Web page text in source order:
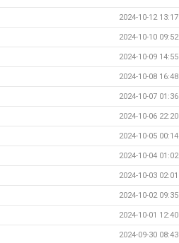
2024-10-12 13:17
2024-10-10 09:52
2024-10-09 14:55
2024-10-08 16:48
2024-10-07 01:36
2024-10-06 22:20
2024-10-05 00:14
2024-10-04 01:02
2024-10-03 02:01
2024-10-02 09:35
2024-10-01 12:40
2024-09-30 08:43